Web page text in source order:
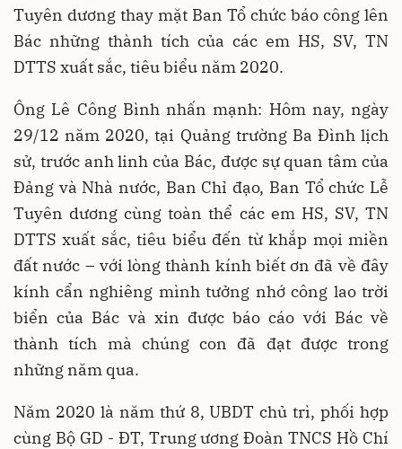
Tuyên dương thay mặt Ban Tổ chức báo công lên
Bác những thành tích của các em HS, SV, TN
DTTS xuất sắc, tiêu biểu năm 2020.
Ông Lê Công Bình nhấn mạnh: Hôm nay, ngày
29/12 năm 2020, tại Quảng trường Ba Đình lịch
sử, trước anh linh của Bác, được sự quan tâm của
Đảng và Nhà nước, Ban Chỉ đạo, Ban Tổ chức Lễ
Tuyên dương cùng toàn thể các em HS, SV, TN
DTTS xuất sắc, tiêu biểu đến từ khắp mọi miền
đất nước – với lòng thành kính biết ơn đã về đây
kính cẩn nghiêng mình tưởng nhớ công lao trời
biển của Bác và xin được báo cáo với Bác về
thành tích mà chúng con đã đạt được trong
những năm qua.
Năm 2020 là năm thứ 8, UBDT chủ trì, phối hợp
cùng Bộ GD - ĐT, Trung ương Đoàn TNCS Hồ Chí